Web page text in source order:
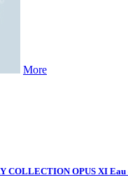
More
COLLECTION OPUS XI Eau